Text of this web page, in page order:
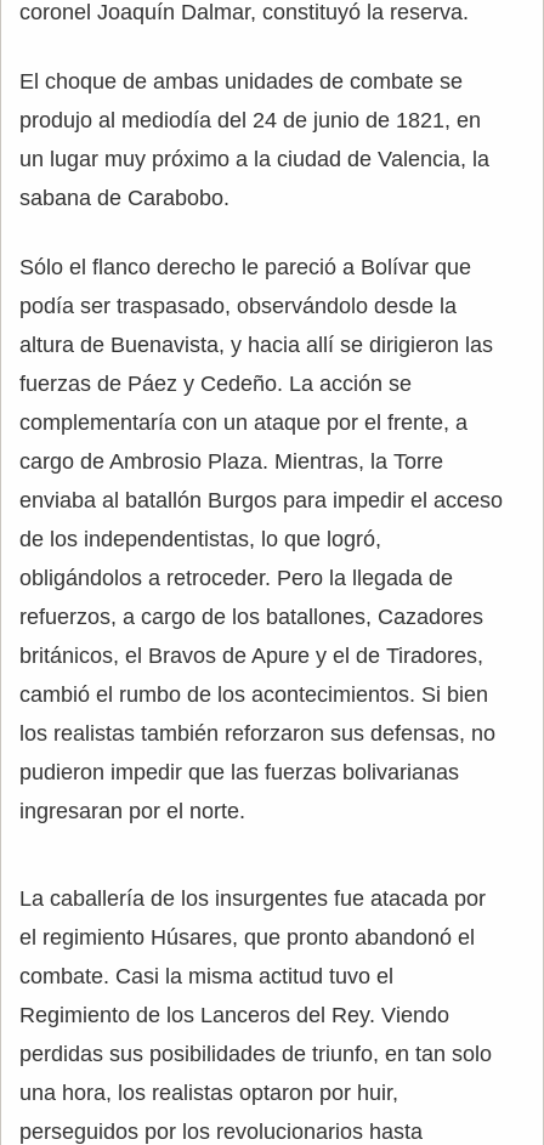
coronel Joaquín Dalmar, constituyó la reserva.
El choque de ambas unidades de combate se
produjo al mediodía del 24 de junio de 1821, en
un lugar muy próximo a la ciudad de Valencia, la
sabana de Carabobo.
Sólo el flanco derecho le pareció a Bolívar que
podía ser traspasado, observándolo desde la
altura de Buenavista, y hacia allí se dirigieron las
fuerzas de Páez y Cedeño. La acción se
complementaría con un ataque por el frente, a
cargo de Ambrosio Plaza. Mientras, la Torre
enviaba al batallón Burgos para impedir el acceso
de los independentistas, lo que logró,
obligándolos a retroceder. Pero la llegada de
refuerzos, a cargo de los batallones, Cazadores
británicos, el Bravos de Apure y el de Tiradores,
cambió el rumbo de los acontecimientos. Si bien
los realistas también reforzaron sus defensas, no
pudieron impedir que las fuerzas bolivarianas
ingresaran por el norte.
La caballería de los insurgentes fue atacada por
el regimiento Húsares, que pronto abandonó el
combate. Casi la misma actitud tuvo el
Regimiento de los Lanceros del Rey. Viendo
perdidas sus posibilidades de triunfo, en tan solo
una hora, los realistas optaron por huir,
perseguidos por los revolucionarios hasta